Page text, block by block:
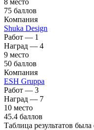
75 баллов
Компания
Shuka Design
Работ — 1
Наград — 4
9 место
50 баллов
Компания
ESH Gruppa
Работ — 3
Наград — 7
10 место
45.4 баллов
Таблица результатов